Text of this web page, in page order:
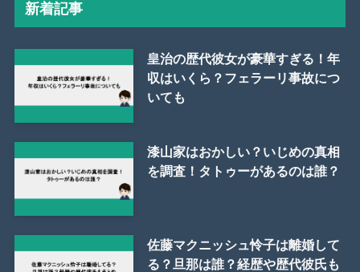
新着記事
皇治の歴代彼女が豪華すぎる！年
収はいくら？フェラーリ事故につ
いても
漆山家はおかしい？いじめの真相
を調査！タトゥーがあるのは誰？
佐藤マクニッシュ怜子は離婚して
る？旦那は誰？経歴や歴代彼氏も